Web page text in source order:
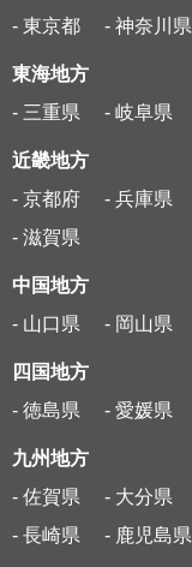
- 東京都
- 神奈川県
東海地方
- 三重県
- 岐阜県
近畿地方
- 京都府
- 兵庫県
- 滋賀県
中国地方
- 山口県
- 岡山県
四国地方
- 徳島県
- 愛媛県
九州地方
- 佐賀県
- 大分県
- 長崎県
- 鹿児島県